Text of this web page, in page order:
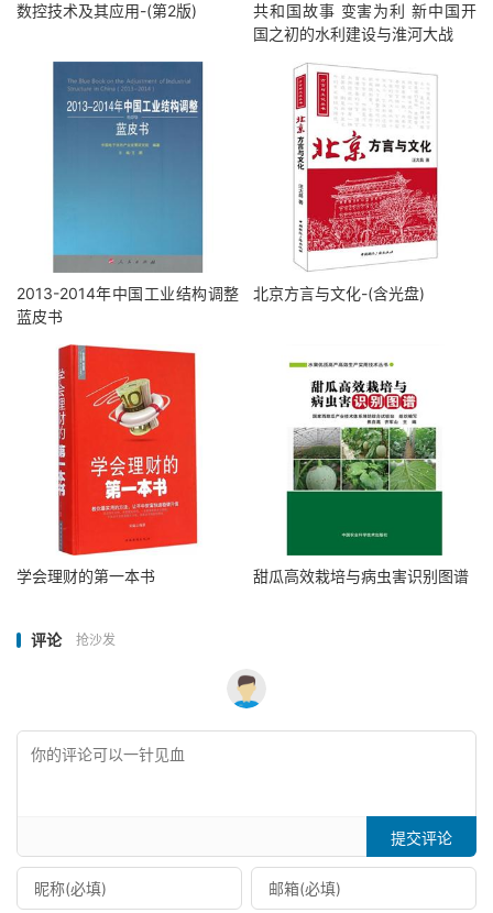
数控技术及其应用-(第2版)
共和国故事 变害为利 新中国开
国之初的水利建设与淮河大战
2013-2014年中国工业结构调整
蓝皮书
北京方言与文化-(含光盘)
学会理财的第一本书 甜瓜高效栽培与病虫害识别图谱
评论 抢沙发
提交评论